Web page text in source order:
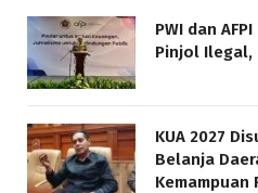
PWI dan
Pinjol Ilegal,
KUA 2027
Belanja
Kemampuan